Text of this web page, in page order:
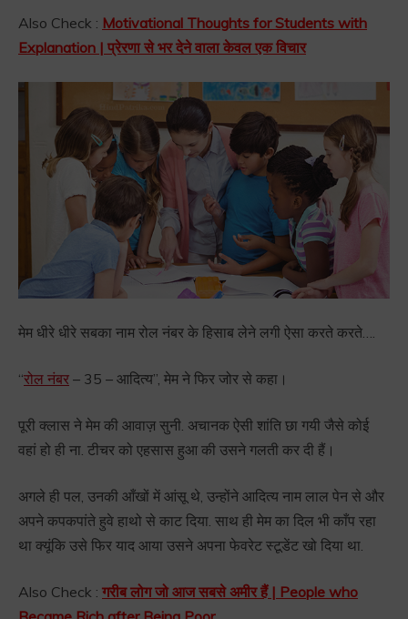
Also Check : Motivational Thoughts for Students with
Explanation | प्रेरणा से भर देने वाला केवल एक विचार
मेम धीरे धीरे सबका नाम रोल नंबर के हिसाब लेने लगी ऐसा करते करते….
“रोल नंबर – 35 – आदित्य”, मेम ने फिर जोर से कहा।
पूरी क्लास ने मेम की आवाज़ सुनी. अचानक ऐसी शांति छा गयी जैसे कोई
वहां हो ही ना. टीचर को एहसास हुआ की उसने गलती कर दी हैं।
अगले ही पल, उनकी आँखों में आंसू थे, उन्होंने आदित्य नाम लाल पेन से और
अपने कपकपांते हुवे हाथो से काट दिया. साथ ही मेम का दिल भी काँप रहा
था क्यूंकि उसे फिर याद आया उसने अपना फेवरेट स्टूडेंट खो दिया था.
Also Check : गरीब लोग जो आज सबसे अमीर हैं | People who